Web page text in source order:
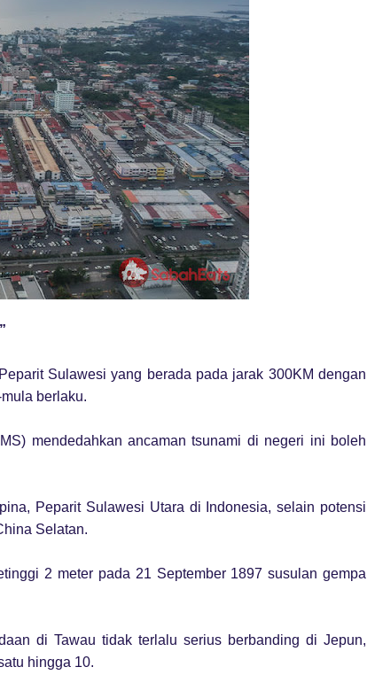
Sulawesi yang berada pada jarak 300KM dengan
berlaku.
mendedahkan ancaman tsunami di negeri ini boleh
Peparit Sulawesi Utara di Indonesia, selain potensi
Selatan.
2 meter pada 21 September 1897 susulan gempa
di Tawau tidak terlalu serius berbanding di Jepun,
hingga 10.